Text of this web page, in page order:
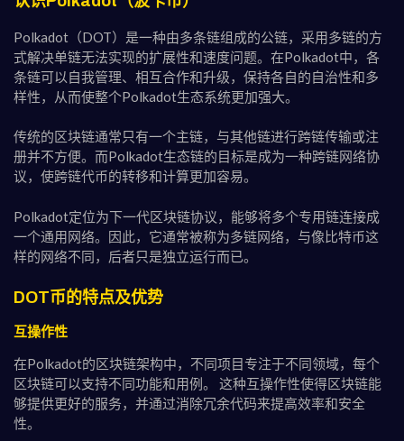
Polkadot（DOT）是一种由多条链组成的公链，采用多链的方
式解决单链无法实现的扩展性和速度问题。在Polkadot中，各
条链可以自我管理、相互合作和升级，保持各自的自治性和多
样性，从而使整个Polkadot生态系统更加强大。
传统的区块链通常只有一个主链，与其他链进行跨链传输或注
册并不方便。而Polkadot生态链的目标是成为一种跨链网络协
议，使跨链代币的转移和计算更加容易。
Polkadot定位为下一代区块链协议，能够将多个专用链连接成
一个通用网络。因此，它通常被称为多链网络，与像比特币这
样的网络不同，后者只是独立运行而已。
DOT币的特点及优势
互操作性
在Polkadot的区块链架构中，不同项目专注于不同领域，每个
区块链可以支持不同功能和用例。 这种互操作性使得区块链能
够提供更好的服务，并通过消除冗余代码来提高效率和安全
性。